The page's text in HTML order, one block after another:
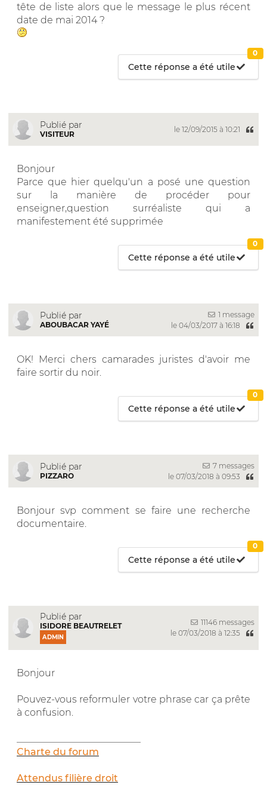
tête de liste alors que le message le plus récent
date de mai 2014 ?
Cette réponse a été utile
0
Publié par
VISITEUR
le 12/09/2015 à 10:21
Bonjour
Parce que hier quelqu'un a posé une question
sur la manière de procéder pour
enseigner,question surréaliste qui a
manifestement été supprimée
Cette réponse a été utile
0
Publié par
ABOUBACAR YAYÉ
1 message
le 04/03/2017 à 16:18
OK! Merci chers camarades juristes d'avoir me
faire sortir du noir.
Cette réponse a été utile
0
Publié par
PIZZARO
7 messages
le 07/03/2018 à 09:53
Bonjour svp comment se faire une recherche
documentaire.
Cette réponse a été utile
0
Publié par
ISIDORE BEAUTRELET
ADMIN
11146 messages
le 07/03/2018 à 12:35
Bonjour
Pouvez-vous reformuler votre phrase car ça prête
à confusion.
Charte du forum
Attendus filière droit